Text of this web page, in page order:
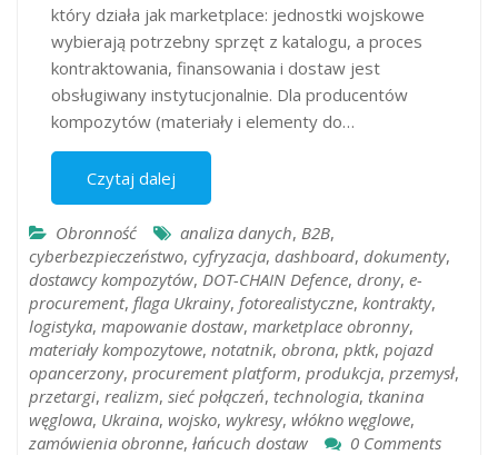
który działa jak marketplace: jednostki wojskowe
wybierają potrzebny sprzęt z katalogu, a proces
kontraktowania, finansowania i dostaw jest
obsługiwany instytucjonalnie. Dla producentów
kompozytów (materiały i elementy do…
Czytaj dalej
Obronność analiza danych, B2B,
cyberbezpieczeństwo, cyfryzacja, dashboard, dokumenty,
dostawcy kompozytów, DOT-CHAIN Defence, drony, e-
procurement, flaga Ukrainy, fotorealistyczne, kontrakty,
logistyka, mapowanie dostaw, marketplace obronny,
materiały kompozytowe, notatnik, obrona, pktk, pojazd
opancerzony, procurement platform, produkcja, przemysł,
przetargi, realizm, sieć połączeń, technologia, tkanina
węglowa, Ukraina, wojsko, wykresy, włókno węglowe,
zamówienia obronne, łańcuch dostaw 0 Comments